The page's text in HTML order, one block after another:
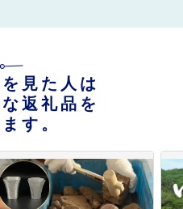
見た人は
返礼品を
す。